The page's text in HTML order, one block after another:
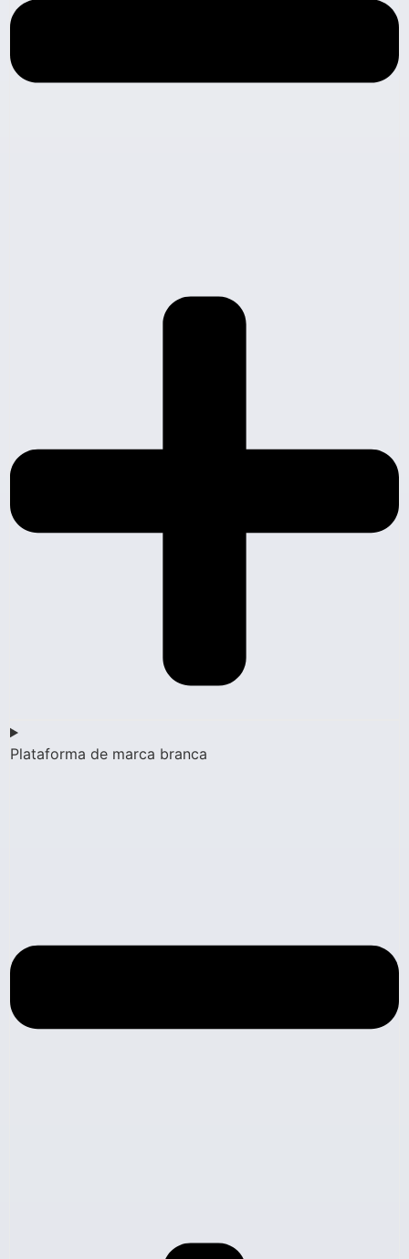
Plataforma de marca branca